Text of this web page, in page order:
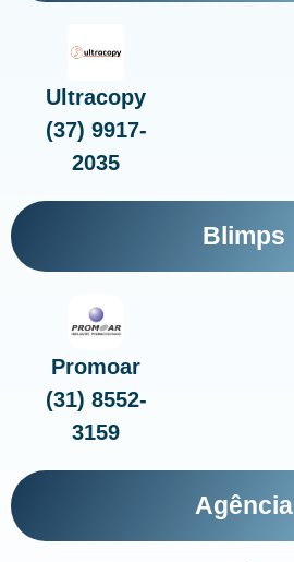
Ultracopy
(37) 9917-
2035
Blimps
Promoar
(31) 8552-
3159
Agência